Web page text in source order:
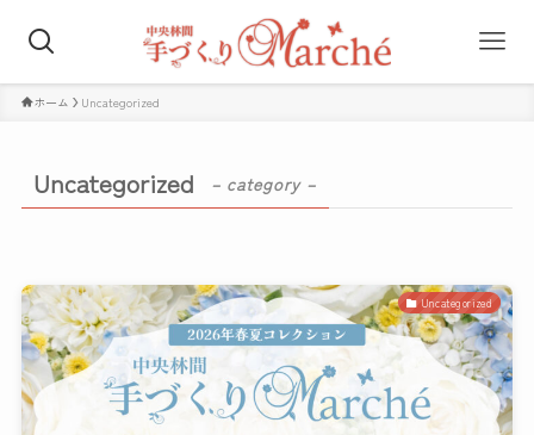
ホーム Uncategorized
Uncategorized – category –
Uncategorized